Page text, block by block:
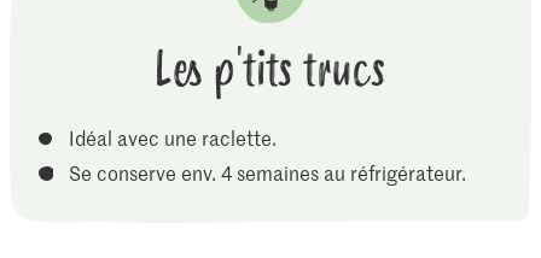
Les p'tits trucs
Idéal avec une raclette.
Se conserve env. 4 semaines au réfrigérateur.